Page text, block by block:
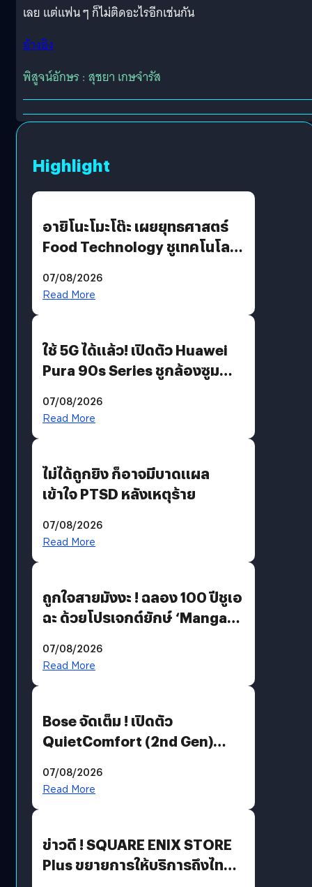
เลย แต่แฟน ๆ ก็ไม่ติดอะไรอีกเช่นกัน
อ้างอิง
พิสูจน์อักษร : สุชยา เกษจำรัส
Highlight
อายิโนะโมะโต๊ะ เผยยุทธศาสตร์
Food Technology ชูเทคโนโลยี
บริโภคและ B2B
07/08/2026
Read More
ใช้ 5G ได้แล้ว! เปิดตัว Huawei
Pura 90s Series ชูกล้องซูม
07/08/2026
Read More
ไม่ได้ถูกยิง ก็อาจมีบาดแผล
เข้าใจ PTSD หลังเหตุร้าย
07/08/2026
Read More
ถูกใจสายมังงะ ! ฉลอง 100 ปีชูเอ
ฉะ ด้วยโปรเจกต์ยักษ์ ‘Manga
มีภาษาไทยด้วย
07/08/2026
Read More
Bose จัดเต็ม ! เปิดตัว
QuietComfort (2nd Gen)
07/08/2026
Read More
ข่าวดี ! SQUARE ENIX STORE
Plus ขยายการให้บริการถึงไทย